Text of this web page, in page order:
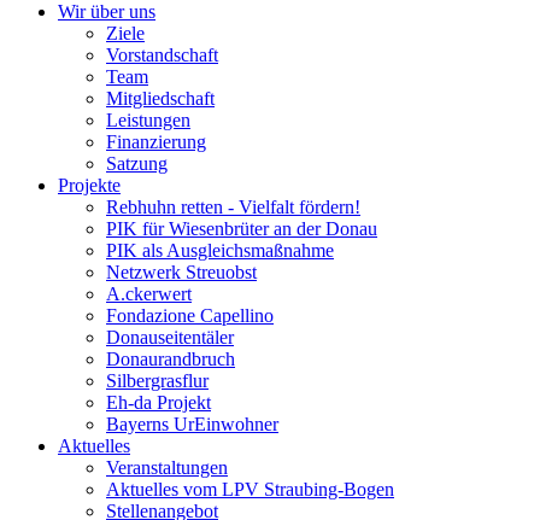
Wir über uns
Ziele
Vorstandschaft
Team
Mitgliedschaft
Leistungen
Finanzierung
Satzung
Projekte
Rebhuhn retten - Vielfalt fördern!
PIK für Wiesenbrüter an der Donau
PIK als Ausgleichsmaßnahme
Netzwerk Streuobst
A.ckerwert
Fondazione Capellino
Donauseitentäler
Donaurandbruch
Silbergrasflur
Eh-da Projekt
Bayerns UrEinwohner
Aktuelles
Veranstaltungen
Aktuelles vom LPV Straubing-Bogen
Stellenangebot